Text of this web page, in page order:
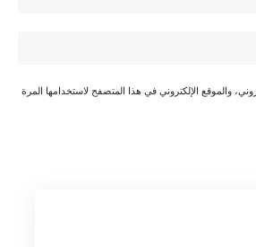
والموقع الإلكتروني في هذا المتصفح لاستخدامها المرة